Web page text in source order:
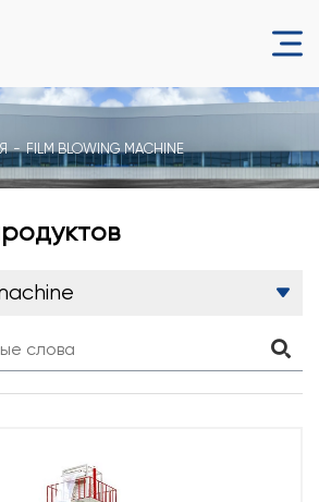
FILM BLOWING MACHINE
